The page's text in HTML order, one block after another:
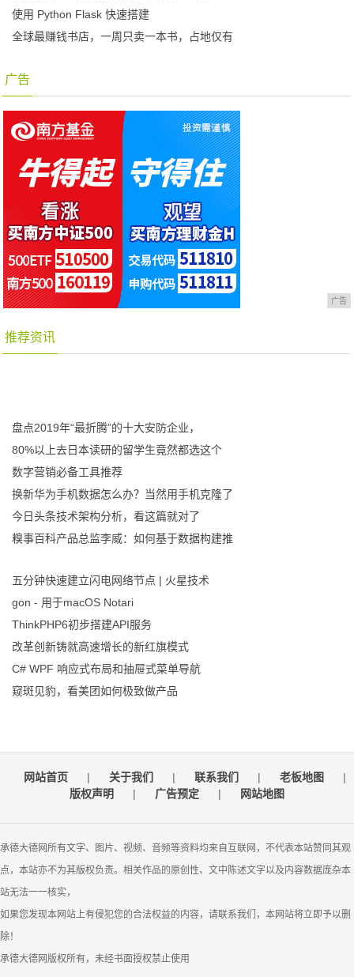
使用 Python Flask 快速搭建
全球最赚钱书店，一周只卖一本书，占地仅有
广告
广告
推荐资讯
盘点2019年“最折腾”的十大安防企业，
80%以上去日本读研的留学生竟然都选这个
数字营销必备工具推荐
换新华为手机数据怎么办？当然用手机克隆了
今日头条技术架构分析，看这篇就对了
糗事百科产品总监李威：如何基于数据构建推
五分钟快速建立闪电网络节点 | 火星技术
gon - 用于macOS Notari
ThinkPHP6初步搭建API服务
改革创新铸就高速增长的新红旗模式
C# WPF 响应式布局和抽屉式菜单导航
窥斑见豹，看美团如何极致做产品
网站首页 | 关于我们 | 联系我们 | 老板地图
|
版权声明
| 广告预定 | 网站地图
承德大德网所有文字、图片、视频、音频等资料均来自互联网，不代表本站赞同其观
点，本站亦不为其版权负责。相关作品的原创性、文中陈述文字以及内容数据庞杂本
站无法一一核实，
如果您发现本网站上有侵犯您的合法权益的内容，请联系我们，本网站将立即予以删
除！
承德大德网版权所有，未经书面授权禁止使用